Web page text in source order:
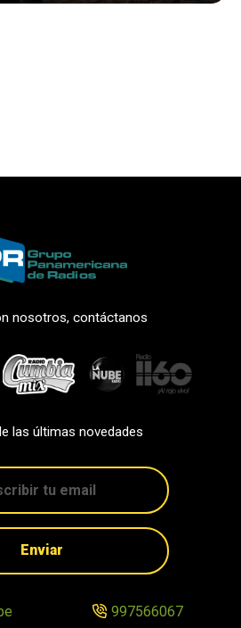
nosotros, contáctanos
las últimas novedades
Enviar
997566067